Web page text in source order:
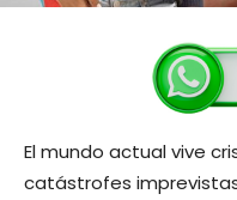
El mundo actual vive
catástrofes